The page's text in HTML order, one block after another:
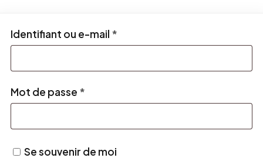
Identifiant ou e-mail *
Mot de passe *
Se souvenir de moi